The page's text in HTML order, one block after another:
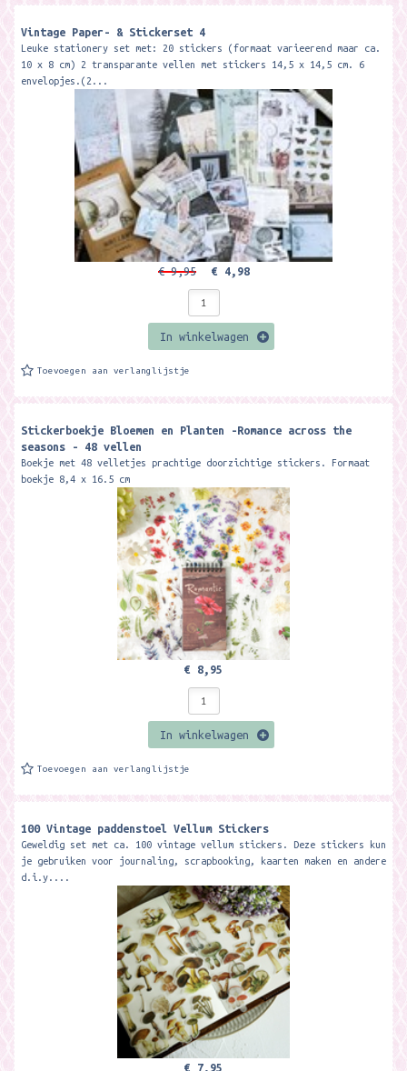
Vintage Paper- & Stickerset 4
Leuke stationery set met: 20 stickers (formaat varieerend maar ca.
10 x 8 cm) 2 transparante vellen met stickers 14,5 x 14,5 cm. 6
envelopjes.(2...
€ 9,95 € 4,98
In winkelwagen
Toevoegen aan verlanglijstje
Stickerboekje Bloemen en Planten -Romance across the
seasons - 48 vellen
Boekje met 48 velletjes prachtige doorzichtige stickers. Formaat
boekje 8,4 x 16.5 cm
€ 8,95
In winkelwagen
Toevoegen aan verlanglijstje
100 Vintage paddenstoel Vellum Stickers
Geweldig set met ca. 100 vintage vellum stickers. Deze stickers kun
je gebruiken voor journaling, scrapbooking, kaarten maken en andere
d.i.y....
€ 7,95